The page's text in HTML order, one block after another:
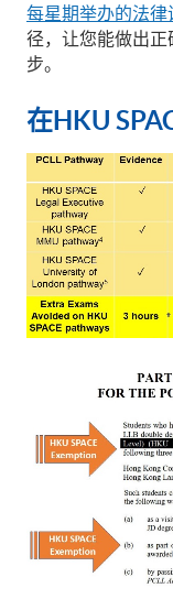
每星期举办的法律
径，让您能做出
步。
在HKU